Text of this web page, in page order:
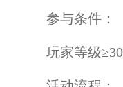
参与条件：
玩家等级≥30